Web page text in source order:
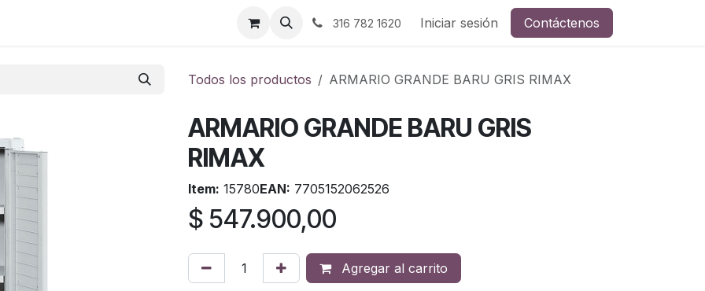
316 782 1620 Iniciar sesión Contáctenos
Todos los productos ARMARIO GRANDE BARU GRIS RIMAX
ARMARIO GRANDE BARU GRIS
RIMAX
Item: 15780EAN: 7705152062526
$ 547.900,00
Agregar al carrito